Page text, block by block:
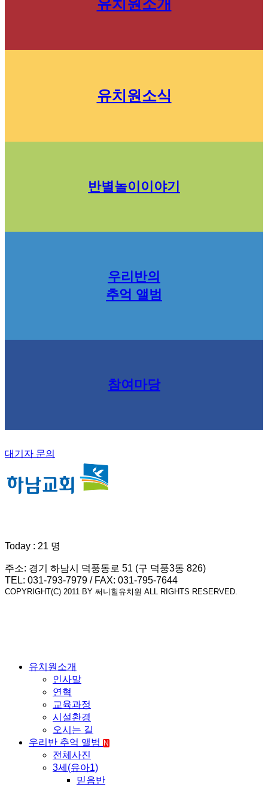
유치원소개
유치원소식
반별놀이이야기
우리반의
추억 앨범
참여마당
대기자 문의
Today : 21 명
주소: 경기 하남시 덕풍동로 51 (구 덕풍3동 826)
TEL: 031-793-7979 / FAX: 031-795-7644
COPYRIGHT(C) 2011 BY 써니힐유치원 ALL RIGHTS RESERVED.
유치원소개
인사말
연혁
교육과정
시설환경
오시는 길
우리반 추억 앨범
N
전체사진
3세(유아1)
믿음반